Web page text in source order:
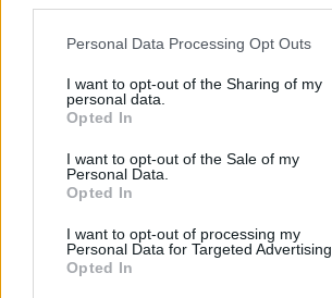
Personal Data Processing Opt Outs
I want to opt-out of the Sharing of my
personal data.
Opted In
I want to opt-out of the Sale of my
Personal Data.
Opted In
I want to opt-out of processing my
Personal Data for Targeted Advertising.
Opted In